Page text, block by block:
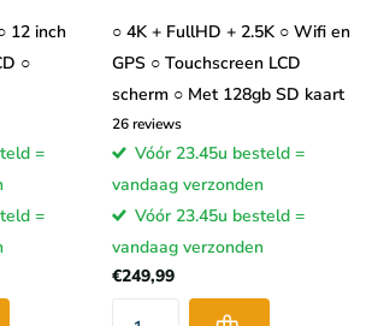
worden opgeslagen samen met tijd en
kunnen later aan de opgenomen
doordat ook tijd en datum worden
weet je dus op welke GPS locaties
camera video’s zijn gemaakt en kan ook de
weergegeven. Met speciaal
kunnen alle gegevens eenvoudig worden
bij te houden
12 inch
○
=
=
○ 4K + FullHD + 2.5K ○ Wifi en
GPS ○ Touchscreen LCD
scherm ○ Met 128gb SD kaart
26reviews
Vóór 23.45u besteld =
vandaag verzonden
Vóór 23.45u besteld =
vandaag verzonden
€249,99